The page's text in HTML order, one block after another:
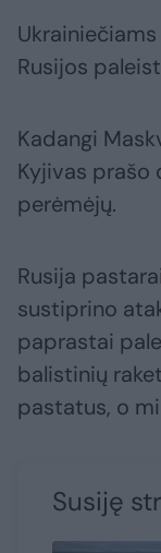
Rusijos
Kadangi
Kyjivas prašo
perėmėjų.
Rusija
sustiprino
paprastai
balistinių
pastatus, o
Susiję